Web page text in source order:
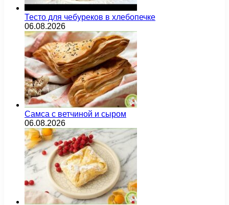
Тесто для чебуреков в хлебопечке
06.08.2026
Самса с ветчиной и сыром
06.08.2026